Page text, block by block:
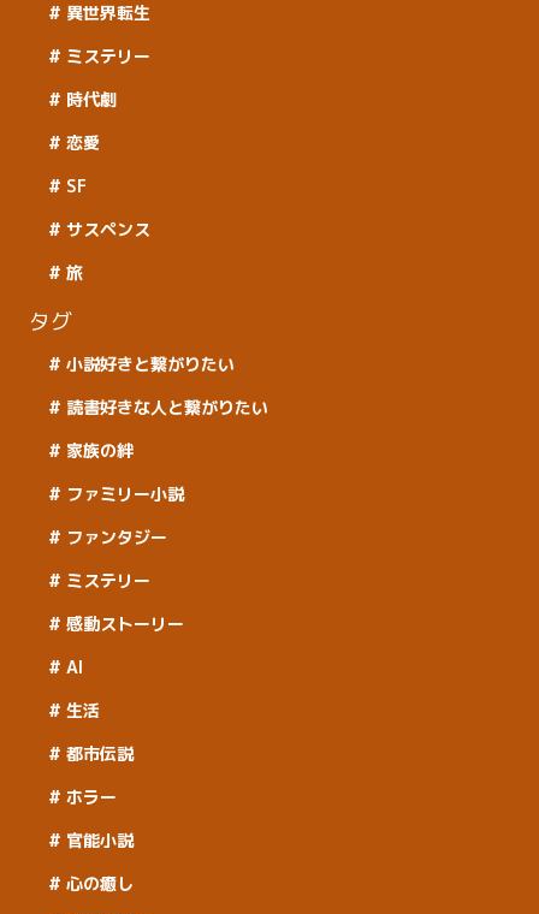
異世界転生
ミステリー
時代劇
恋愛
SF
サスペンス
旅
タグ
小説好きと繋がりたい
読書好きな人と繋がりたい
家族の絆
ファミリー小説
ファンタジー
ミステリー
感動ストーリー
AI
生活
都市伝説
ホラー
官能小説
心の癒し